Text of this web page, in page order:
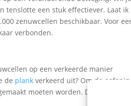
tenslotte een stuk effectiever. Laat ik
zenuwcellen beschikbaar. Voor
verbonden.
op een verkeerde manier
de plank verkeerd uit? Om de
moeten worden. De verkeerde